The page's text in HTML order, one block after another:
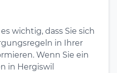
wichtig, dass Sie sich
in Ihrer
Wenn Sie ein
in Hergiswil